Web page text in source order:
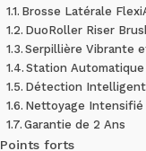
Brosse Latérale
DuoRoller Riser
Serpillière Vibrante
Station
Détection
Nettoyage Intensifié
Garantie de 2 Ans
Points forts